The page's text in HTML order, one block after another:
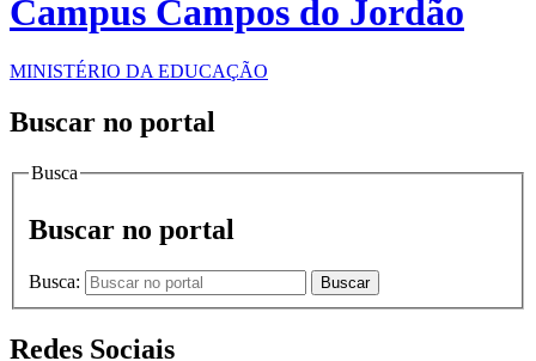
Campus Campos do Jordão
MINISTÉRIO DA EDUCAÇÃO
Buscar no portal
Busca
Buscar no portal
Busca: Buscar
Redes Sociais